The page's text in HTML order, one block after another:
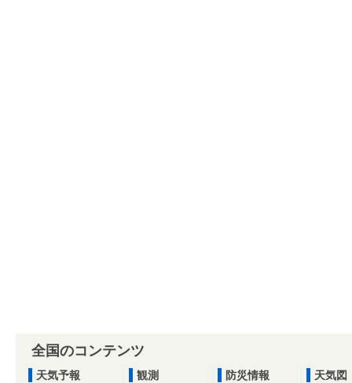
全国のコンテンツ
天気予報
観測
防災情報
天気図